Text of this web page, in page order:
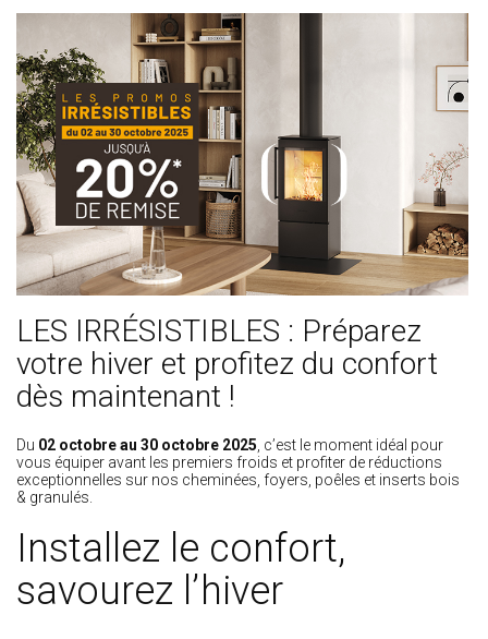
LES IRRÉSISTIBLES : Préparez
votre hiver et profitez du confort
dès maintenant !
Du 02 octobre au 30 octobre 2025 , c’est le moment idéal pour
vous équiper avant les premiers froids et profiter de réductions
exceptionnelles sur nos cheminées, foyers, poêles et inserts bois
& granulés.
Installez le confort,
savourez l’hiver